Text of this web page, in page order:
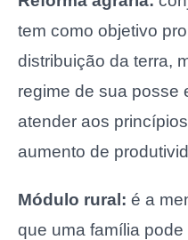
tem como objetivo
distribuição da terra,
regime de sua posse
atender aos
aumento de
Módulo rural: é a
que uma família